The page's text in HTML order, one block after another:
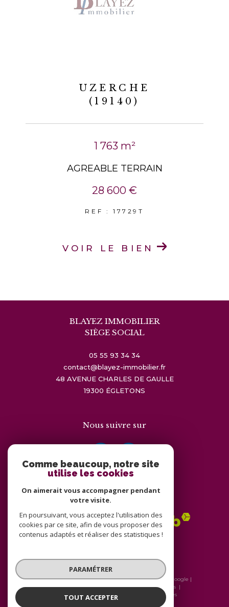
UZERCHE
(19140)
1 763 m²
AGREABLE TERRAIN
28 600 €
REF : 17729T
VOIR LE BIEN
BLAYEZ IMMOBILIER
SIÈGE SOCIAL
05 55 93 34 34
contact@blayez-immobilier.fr
48 AVENUE CHARLES DE GAULLE
19300
ÉGLETONS
Nous suivre sur
Adhérents
© 2026 | Tous droits réservés | Traduction powered by Google |
Nos honoraires
Plan du site
Mentions légales
Admin
Nos liens Politique RGPD Cookies
Comme beaucoup, notre site
utilise les cookies
On aimerait vous accompagner pendant
votre visite.
En poursuivant, vous acceptez l'utilisation des
cookies par ce site, afin de vous proposer des
contenus adaptés et réaliser des statistiques !
PARAMÉTRER
TOUT ACCEPTER